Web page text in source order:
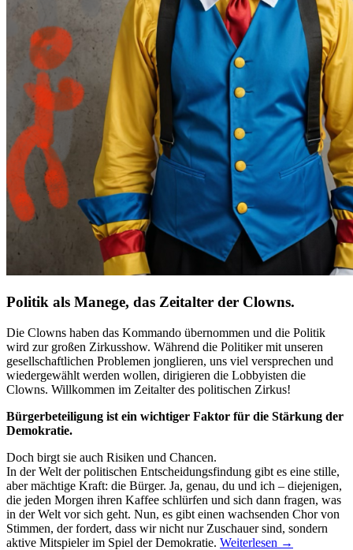
Politik als Manege, das Zeitalter der Clowns.
Die Clowns haben das Kommando übernommen und die Politik
wird zur großen Zirkusshow. Während die Politiker mit unseren
gesellschaftlichen Problemen jonglieren, uns viel versprechen und
wiedergewählt werden wollen, dirigieren die Lobbyisten die
Clowns. Willkommen im Zeitalter des politischen Zirkus!
Bürgerbeteiligung ist ein wichtiger Faktor für die Stärkung der
Demokratie.
Doch birgt sie auch Risiken und Chancen.
In der Welt der politischen Entscheidungsfindung gibt es eine stille,
aber mächtige Kraft: die Bürger. Ja, genau, du und ich – diejenigen,
die jeden Morgen ihren Kaffee schlürfen und sich dann fragen, was
in der Welt vor sich geht. Nun, es gibt einen wachsenden Chor von
Stimmen, der fordert, dass wir nicht nur Zuschauer sind, sondern
aktive Mitspieler im Spiel der Demokratie. Weiterlesen →